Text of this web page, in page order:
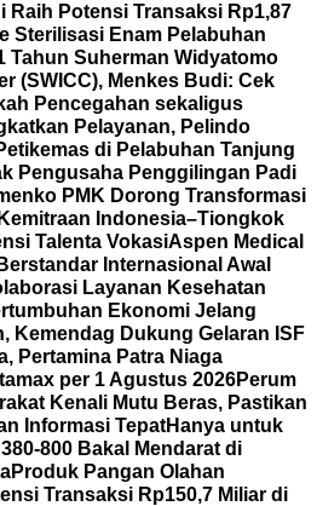
Raih Potensi Transaksi Rp1,87
Sterilisasi Enam Pelabuhan
Tahun Suherman Widyatomo
(SWICC), Menkes Budi: Cek
Pencegahan sekaligus
Pelayanan, Pelindo
di Pelabuhan Tanjung
Pengusaha Penggilingan Padi
PMK Dorong Transformasi
Indonesia–Tiongkok
Talenta VokasiAspen Medical
Internasional Awal
Layanan Kesehatan
Ekonomi Jelang
Kemendag Dukung Gelaran ISF
Pertamina Patra Niaga
per 1 Agustus 2026Perum
Kenali Mutu Beras, Pastikan
Informasi TepatHanya untuk
800 Bakal Mendarat di
Produk Pangan Olahan
Transaksi Rp150,7 Miliar di